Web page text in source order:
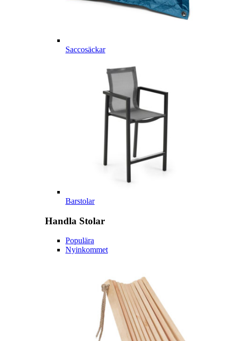
Saccosäckar
Barstolar
Handla Stolar
Populära
Nyinkommet